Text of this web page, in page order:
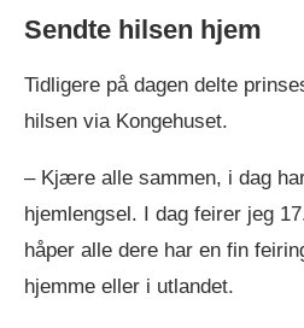
Sendte hilsen hjem
Tidligere på dagen delte
hilsen via Kongehuset.
– Kjære alle sammen, i dag
hjemlengsel. I dag feirer jeg
håper alle dere har en fin
hjemme eller i utlandet.